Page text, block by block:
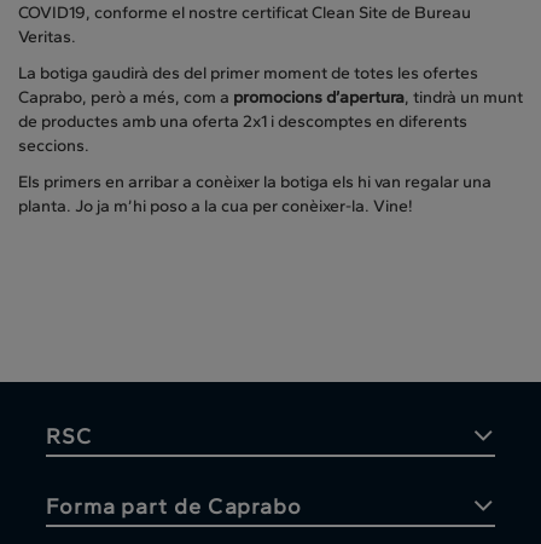
COVID19, conforme el nostre certificat Clean Site de Bureau
Veritas.
La botiga gaudirà des del primer moment de totes les ofertes
Caprabo, però a més, com a promocions d’apertura, tindrà un munt
de productes amb una oferta 2x1 i descomptes en diferents
seccions.
Els primers en arribar a conèixer la botiga els hi van regalar una
planta. Jo ja m’hi poso a la cua per conèixer-la. Vine!
RSC
Forma part de Caprabo